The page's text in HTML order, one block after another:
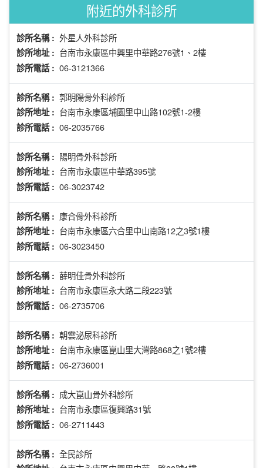
附近的外科診所
診所名稱 : 外星人外科診所
診所地址 : 台南市永康區中興里中華路276號1、2樓
診所電話 : 06-3121366
診所名稱 : 郭明陽骨外科診所
診所地址 : 台南市永康區埔園里中山路102號1-2樓
診所電話 : 06-2035766
診所名稱 : 陽明骨外科診所
診所地址 : 台南市永康區中華路395號
診所電話 : 06-3023742
診所名稱 : 康合骨外科診所
診所地址 : 台南市永康區六合里中山南路12之3號1樓
診所電話 : 06-3023450
診所名稱 : 薛明佳骨外科診所
診所地址 : 台南市永康區永大路二段223號
診所電話 : 06-2735706
診所名稱 : 朝雲泌尿科診所
診所地址 : 台南市永康區崑山里大灣路868之1號2樓
診所電話 : 06-2736001
診所名稱 : 成大崑山骨外科診所
診所地址 : 台南市永康區復興路31號
診所電話 : 06-2711443
診所名稱 : 全民診所